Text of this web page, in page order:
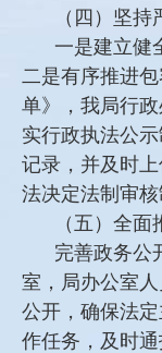
（四）坚
一是建立健
二是有序推进
单》，我局行
实行政执法公
记录，并及时
法决定法制审核
（五）全
完善政务公
室，局办公室
公开，确保法
作任务，及时